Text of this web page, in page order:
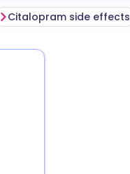
Citalopram side effects